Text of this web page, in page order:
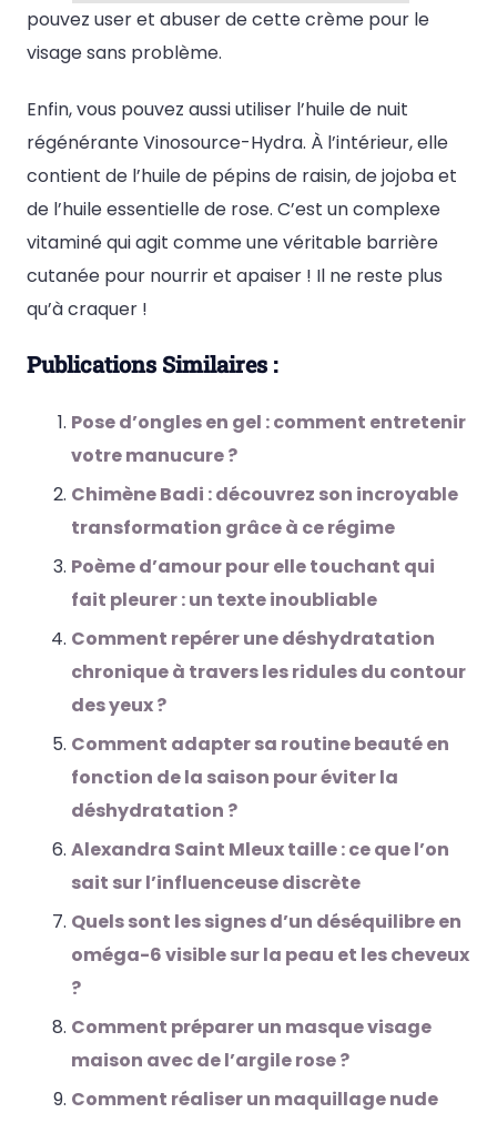
pouvez user et abuser de cette crème pour le
visage sans problème.
Enfin, vous pouvez aussi utiliser l’huile de nuit
régénérante Vinosource-Hydra. À l’intérieur, elle
contient de l’huile de pépins de raisin, de jojoba et
de l’huile essentielle de rose. C’est un complexe
vitaminé qui agit comme une véritable barrière
cutanée pour nourrir et apaiser ! Il ne reste plus
qu’à craquer !
Publications Similaires :
Pose d’ongles en gel : comment entretenir
votre manucure ?
Chimène Badi : découvrez son incroyable
transformation grâce à ce régime
Poème d’amour pour elle touchant qui
fait pleurer : un texte inoubliable
Comment repérer une déshydratation
chronique à travers les ridules du contour
des yeux ?
Comment adapter sa routine beauté en
fonction de la saison pour éviter la
déshydratation ?
Alexandra Saint Mleux taille : ce que l’on
sait sur l’influenceuse discrète
Quels sont les signes d’un déséquilibre en
oméga-6 visible sur la peau et les cheveux
?
Comment préparer un masque visage
maison avec de l’argile rose ?
Comment réaliser un maquillage nude